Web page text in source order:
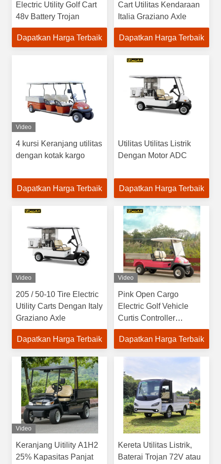
Electric Utility Golf Cart
48v Battery Trojan
Dapatkan Harga Terbaik
Cart Utilitas Kendaraan
Italia Graziano Axle
Dapatkan Harga Terbaik
Video
4 kursi Keranjang utilitas
dengan kotak kargo
Dapatkan Harga Terbaik
Utilitas Utilitas Listrik
Dengan Motor ADC
Dapatkan Harga Terbaik
Video
205 / 50-10 Tire Electric
Utility Carts Dengan Italy
Graziano Axle
Dapatkan Harga Terbaik
Video
Pink Open Cargo
Electric Golf Vehicle
Curtis Controller
3700W,Kari Utilitas
Listrik Dilengkapi Motor
Dapatkan Harga Terbaik
Video
Keranjang Uitility A1H2
25% Kapasitas Panjat
Kereta Utilitas Listrik,
Baterai Trojan 72V atau